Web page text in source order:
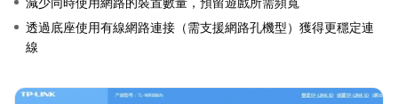
透過底座使用有線網路連接（需支援網路孔機型）獲得更穩定連
線